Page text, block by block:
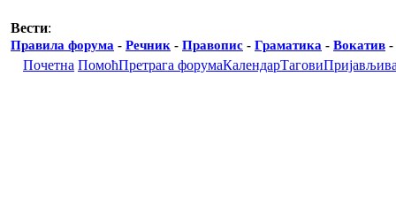
Вести:
Правила форума - Речник - Правопис - Граматика - Вокатив -
Почетна ПомоћПретрага форумаКалендарТагови